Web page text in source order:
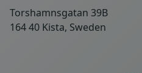
Torshamnsgatan 39B
164 40 Kista, Sweden